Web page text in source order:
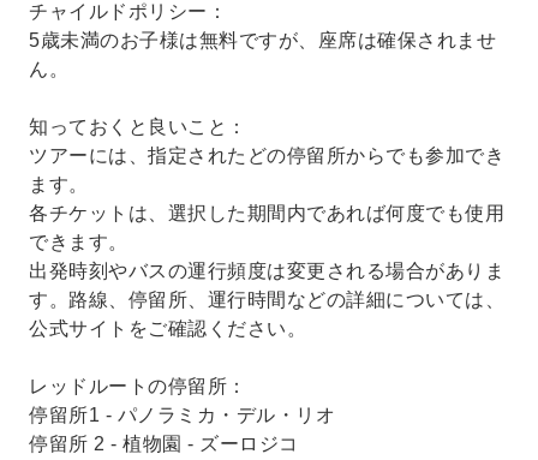
チャイルドポリシー：
5歳未満のお子様は無料ですが、座席は確保されませ
ん。
知っておくと良いこと：
ツアーには、指定されたどの停留所からでも参加でき
ます。
各チケットは、選択した期間内であれば何度でも使用
できます。
出発時刻やバスの運行頻度は変更される場合がありま
す。路線、停留所、運行時間などの詳細については、
公式サイトをご確認ください。
レッドルートの停留所：
停留所1 - パノラミカ・デル・リオ
停留所 2 - 植物園 - ズーロジコ